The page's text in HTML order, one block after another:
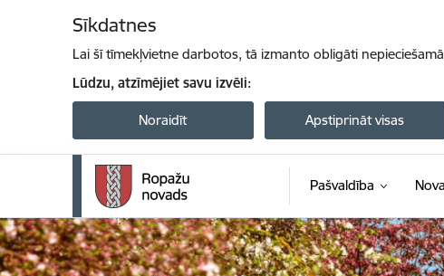
Sīkdatnes
Lai šī tīmekļvietne darbotos, tā izmanto obligāti
Lūdzu, atzīmējiet savu izvēli:
Noraidīt Apstiprināt visas
Pašvaldība
Ropažu novada pašvaldība